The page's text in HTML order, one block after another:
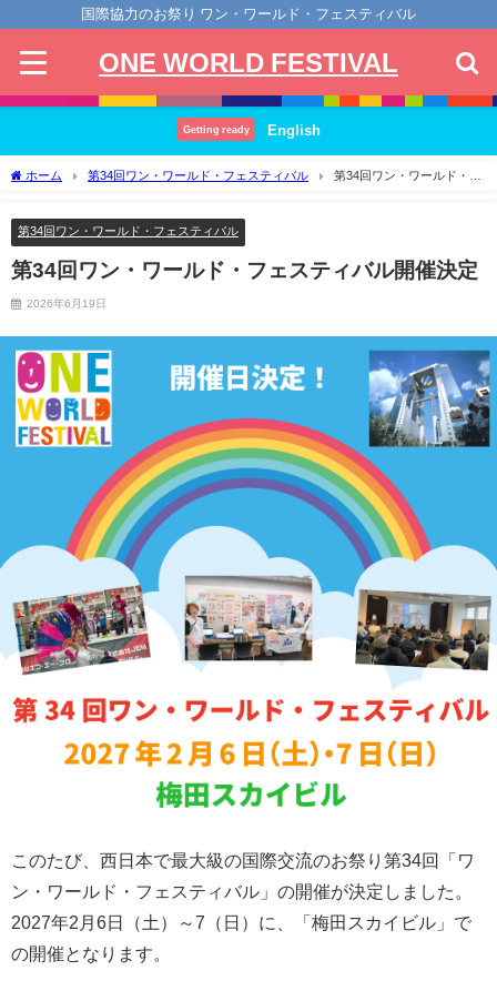
国際協力のお祭り ワン・ワールド・フェスティバル
ONE WORLD FESTIVAL
Getting ready English
ホーム 第34回ワン・ワールド・フェスティバル
第34回ワン・ワールド・フ
第34回ワン・ワールド・フェスティバル
第34回ワン・ワールド・フェスティバル開催決定
2026年6月19日
このたび、西日本で最大級の国際交流のお祭り第34回「ワ
ン・ワールド・フェスティバル」の開催が決定しました。
2027年2月6日（土）～7（日）に、「梅田スカイビル」で
の開催となります。